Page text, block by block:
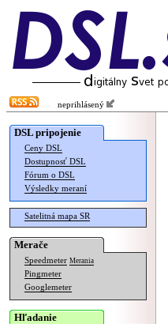
neprihlásený
DSL pripojenie
Ceny DSL
Dostupnosť DSL
Fórum o DSL
Výsledky meraní
Satelitná mapa SR
Merače
Speedmeter Merania
Pingmeter
Googlemeter
Hľadanie